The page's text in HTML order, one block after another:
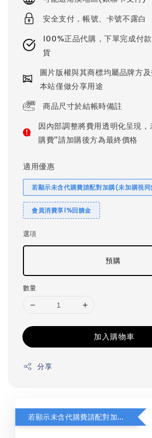
安全支付，帳號、卡號不露白
100%正品代購，下單完成付
貨
圖片版權與其商標均屬品牌方及
本站僅做分享用途
商品尺寸於結帳時備註
因內部調整將費用透明化呈現
購費"請加購後方為最終價格
適用優惠
若顯示未含代購費請配對加購(未加購視
會員消費享1%回饋金
選項
預購
數量
加入購物車
分享
若顯示未含代購費請配對加購(未加購視同無效訂單)